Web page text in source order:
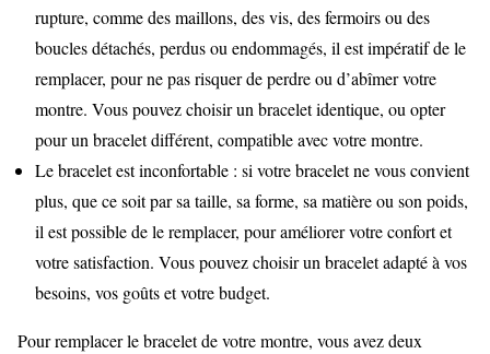
rupture, comme des maillons, des vis, des fermoirs ou des
boucles détachés, perdus ou endommagés, il est impératif de le
remplacer, pour ne pas risquer de perdre ou d’abîmer votre
montre. Vous pouvez choisir un bracelet identique, ou opter
pour un bracelet différent, compatible avec votre montre.
Le bracelet est inconfortable : si votre bracelet ne vous convient
plus, que ce soit par sa taille, sa forme, sa matière ou son poids,
il est possible de le remplacer, pour améliorer votre confort et
votre satisfaction. Vous pouvez choisir un bracelet adapté à vos
besoins, vos goûts et votre budget.
Pour remplacer le bracelet de votre montre, vous avez deux